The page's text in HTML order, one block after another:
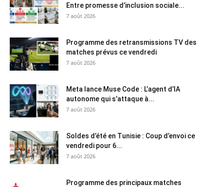
Entre promesse d’inclusion sociale...
7 août 2026
Programme des retransmissions TV des
matches prévus ce vendredi
7 août 2026
Meta lance Muse Code : L’agent d’IA
autonome qui s’attaque à...
7 août 2026
Soldes d’été en Tunisie : Coup d’envoi ce
vendredi pour 6...
7 août 2026
Programme des principaux matches